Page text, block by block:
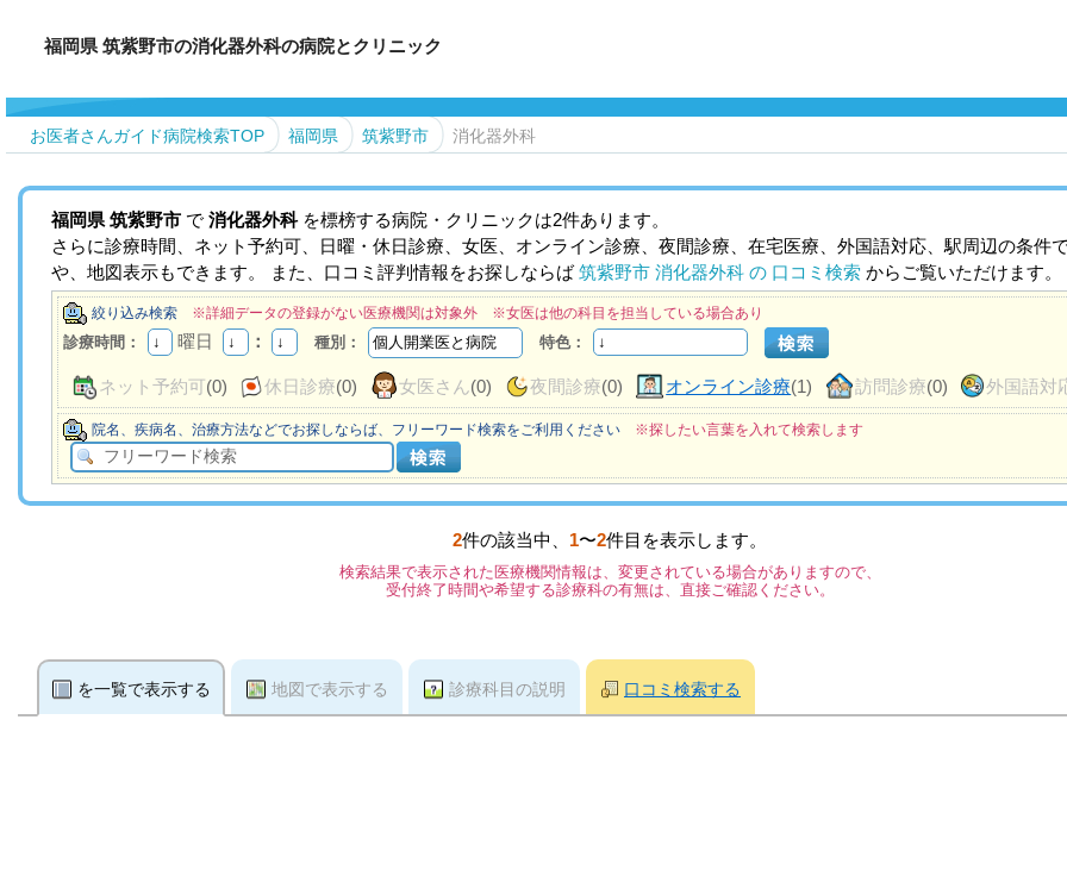
福岡県 筑紫野市の消化器外科の病院とクリニック
お医者さんガイド病院検索TOP 福岡県 筑紫野市 消化器外科
福岡県 筑紫野市 で 消化器外科を標榜する病院・クリニックは2件あります。
さらに診療時間、ネット予約可、日曜・休日診療、女医、オンライン診療、夜間診療、在宅医療、外国語対応、駅周辺の条件
や、地図表示もできます。 また、口コミ評判情報をお探しならば筑紫野市 消化器外科 の 口コミ検索 からご覧いただけます。
絞り込み検索 ※詳細データの登録がない医療機関は対象外 ※女医は他の科目を担当している場合あり
診療時間： 曜日 ： 種別： 特色：
ネット予約可(0) 休日診療(0) 女医さん(0) 夜間診療(0) オンライン診療(1) 訪問診療(0) 外国語対
院名、疾病名、治療方法などでお探しならば、フリーワード検索をご利用ください ※探したい言葉を入れて検索します
2件の該当中、 1〜2件目を表示します。
検索結果で表示された医療機関情報は、変更されている場合がありますので、
受付終了時間や希望する診療科の有無は、直接ご確認ください。
を一覧で表示する 地図で表示する 診療科目の説明 口コミ検索する